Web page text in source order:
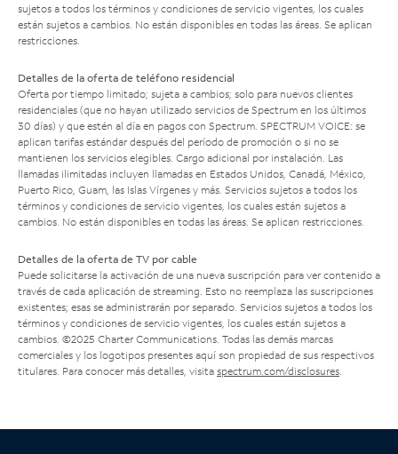
sujetos a todos los términos y condiciones de servicio vigentes, los cuales
están sujetos a cambios. No están disponibles en todas las áreas. Se aplican
restricciones.
Detalles de la oferta de teléfono residencial
Oferta por tiempo limitado; sujeta a cambios; solo para nuevos clientes
residenciales (que no hayan utilizado servicios de Spectrum en los últimos
30 días) y que estén al día en pagos con Spectrum. SPECTRUM VOICE: se
aplican tarifas estándar después del período de promoción o si no se
mantienen los servicios elegibles. Cargo adicional por instalación. Las
llamadas ilimitadas incluyen llamadas en Estados Unidos, Canadá, México,
Puerto Rico, Guam, las Islas Vírgenes y más. Servicios sujetos a todos los
términos y condiciones de servicio vigentes, los cuales están sujetos a
cambios. No están disponibles en todas las áreas. Se aplican restricciones.
Detalles de la oferta de TV por cable
Puede solicitarse la activación de una nueva suscripción para ver contenido a
través de cada aplicación de streaming. Esto no reemplaza las suscripciones
existentes; esas se administrarán por separado. Servicios sujetos a todos los
términos y condiciones de servicio vigentes, los cuales están sujetos a
cambios. ©2025 Charter Communications. Todas las demás marcas
comerciales y los logotipos presentes aquí son propiedad de sus respectivos
titulares. Para conocer más detalles, visita spectrum.com/disclosures